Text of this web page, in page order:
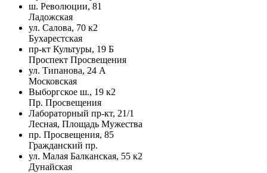
ш. Революции, 81
Ладожская
ул. Салова, 70 к2
Бухарестская
пр-кт Культуры, 19 Б
Проспект Просвещения
ул. Типанова, 24 А
Московская
Выборгское ш., 19 к2
Пр. Просвещения
Лабораторный пр-кт, 21/1
Лесная, Площадь Мужества
пр. Просвещения, 85
Гражданский пр.
ул. Малая Балканская, 55 к2
Дунайская